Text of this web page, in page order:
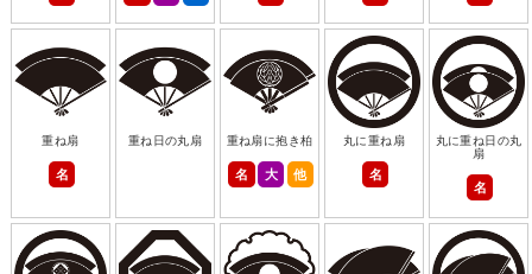
重ね扇
名
重ね日の丸扇 重ね扇に抱き柏
名 大 他
丸に重ね扇
名
丸に重ね日の丸
扇
名